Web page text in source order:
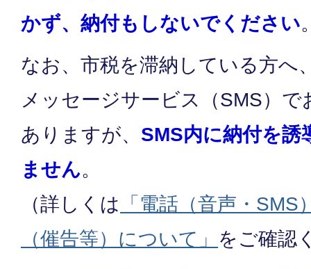
かず、納付もしないでください
なお、市税を滞納している方へ
メッセージサービス（SMS）
ありますが、 SMS内に納付を
ません。
（詳しくは 「電話（音声・
（催告等）について」 をご確認